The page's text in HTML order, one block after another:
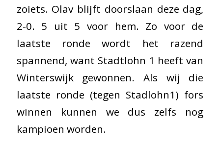
zoiets. Olav blijft doorslaan deze dag,
2-0. 5 uit 5 voor hem. Zo voor de
laatste ronde wordt het razend
spannend, want Stadtlohn 1 heeft van
Winterswijk gewonnen. Als wij die
laatste ronde (tegen Stadlohn1) fors
winnen kunnen we dus zelfs nog
kampioen worden.